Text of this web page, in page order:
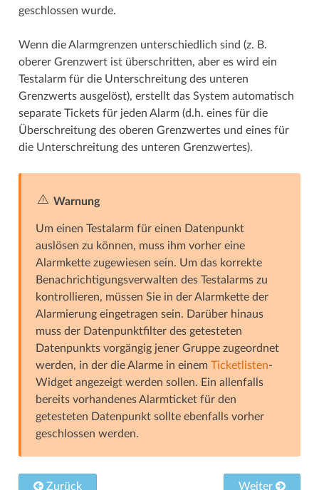
geschlossen wurde.
Wenn die Alarmgrenzen unterschiedlich sind (z. B.
oberer Grenzwert ist überschritten, aber es wird ein
Testalarm für die Unterschreitung des unteren
Grenzwerts ausgelöst), erstellt das System automatisch
separate Tickets für jeden Alarm (d.h. eines für die
Überschreitung des oberen Grenzwertes und eines für
die Unterschreitung des unteren Grenzwertes).
Warnung
Um einen Testalarm für einen Datenpunkt
auslösen zu können, muss ihm vorher eine
Alarmkette zugewiesen sein. Um das korrekte
Benachrichtigungsverwalten des Testalarms zu
kontrollieren, müssen Sie in der Alarmkette der
Alarmierung eingetragen sein. Darüber hinaus
muss der Datenpunktfilter des getesteten
Datenpunkts vorgängig jener Gruppe zugeordnet
werden, in der die Alarme in einem Ticketlisten-
Widget angezeigt werden sollen. Ein allenfalls
bereits vorhandenes Alarmticket für den
getesteten Datenpunkt sollte ebenfalls vorher
geschlossen werden.
Zurück Weiter